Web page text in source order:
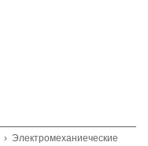
› Электромеханиеческие